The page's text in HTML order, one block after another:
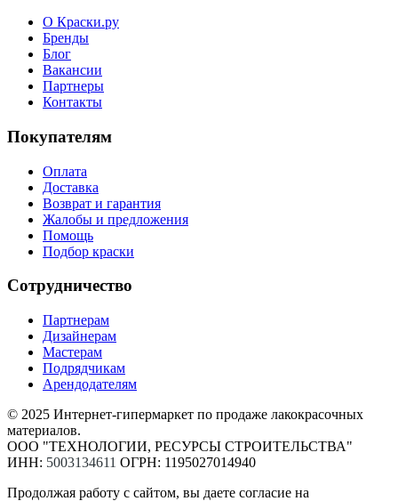
О Краски.ру
Бренды
Блог
Вакансии
Партнеры
Контакты
Покупателям
Оплата
Доставка
Возврат и гарантия
Жалобы и предложения
Помощь
Подбор краски
Сотрудничество
Партнерам
Дизайнерам
Мастерам
Подрядчикам
Арендодателям
© 2025 Интернет-гипермаркет по продаже лакокрасочных
материалов.
ООО "ТЕХНОЛОГИИ, РЕСУРСЫ СТРОИТЕЛЬСТВА"
ИНН: 5003134611 ОГРН: 1195027014940
Продолжая работу с сайтом, вы даете согласие на